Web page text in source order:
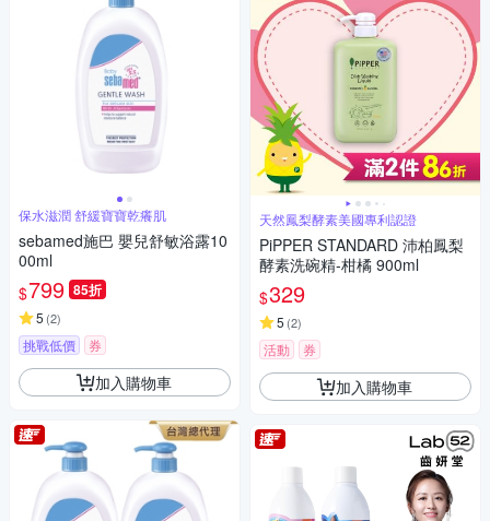
保水滋潤 舒緩寶寶乾癢肌
sebamed施巴 嬰兒舒敏浴露10
00ml
$799 85折
5 (2)
挑戰低價 券
加入購物車
天然鳳梨酵素美國專利認證
PiPPER STANDARD 沛柏鳳梨
酵素洗碗精-柑橘 900ml
$329
5 (2)
活動 券
加入購物車